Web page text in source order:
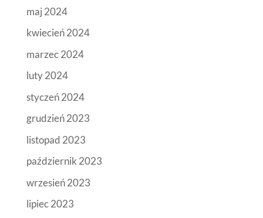
maj 2024
kwiecień 2024
marzec 2024
luty 2024
styczeń 2024
grudzień 2023
listopad 2023
październik 2023
wrzesień 2023
lipiec 2023